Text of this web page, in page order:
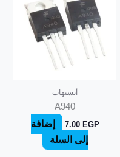
أيسيهات
A940
7.00 EGP
إضافة
إلى السلة